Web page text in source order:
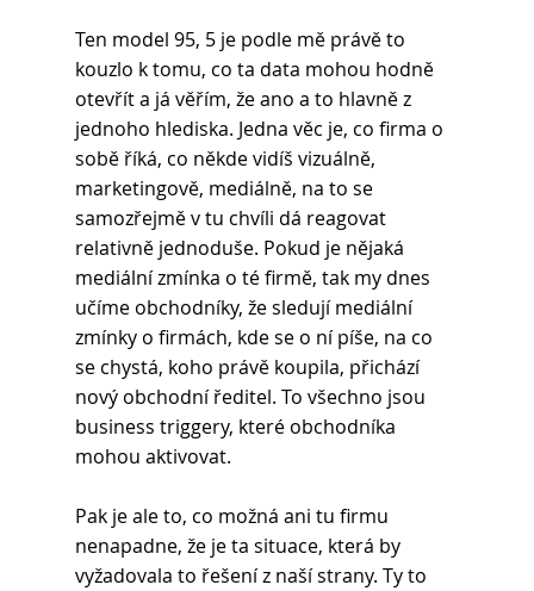
Ten model 95, 5 je podle mě právě to
kouzlo k tomu, co ta data mohou hodně
otevřít a já věřím, že ano a to hlavně z
jednoho hlediska. Jedna věc je, co firma o
sobě říká, co někde vidíš vizuálně,
marketingově, mediálně, na to se
samozřejmě v tu chvíli dá reagovat
relativně jednoduše. Pokud je nějaká
mediální zmínka o té firmě, tak my dnes
učíme obchodníky, že sledují mediální
zmínky o firmách, kde se o ní píše, na co
se chystá, koho právě koupila, přichází
nový obchodní ředitel. To všechno jsou
business triggery, které obchodníka
mohou aktivovat.
Pak je ale to, co možná ani tu firmu
nenapadne, že je ta situace, která by
vyžadovala to řešení z naší strany. Ty to